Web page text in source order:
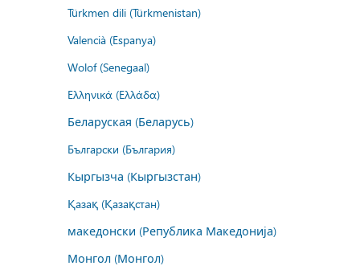
Türkmen dili (Türkmenistan)
Valencià (Espanya)
Wolof (Senegaal)
Ελληνικά (Ελλάδα)
Беларуская (Беларусь)
Български (България)
Кыргызча (Кыргызстан)
Қазақ (Қазақстан)
македонски (Република Македонија)
Монгол (Монгол)